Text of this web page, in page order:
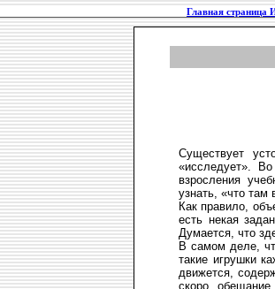
Главная страница
Существует
«исследует».
взросления
узнать, «что там
Как правило,
есть некая
Думается, что
В самом деле,
такие игрушки
движется,
скоро